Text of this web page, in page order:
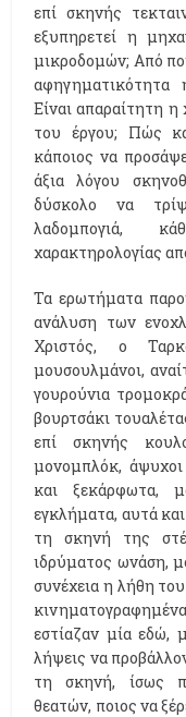
επί σκηνής
εξυπηρετεί η
μικροδομών; Από
Είναι απαραίτητη
του έργου; Πώς
κάποιος να
άξια λόγου
δύσκολο να
λαδομπογιά,
χαρακτηρολογίας
Τα ερωτήματα
ανάλυση των
Χριστός, ο
μουσουλμάνοι,
γουρούνια
βουρτσάκι
επί σκηνής
μονομπλόκ,
και ξεκάρφωτα,
εγκλήματα, αυτά
τη σκηνή της
ιδρύματος ωνάση,
συνέχεια η λήθη
εστίαζαν μία εδώ,
λήψεις να
τη σκηνή, ίσως
θεατών, ποιος να